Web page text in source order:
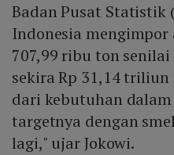
Badan Pusat Statistik
Indonesia
707,99 ribu ton
sekira Rp 31,14 triliun
dari kebutuhan
targetnya dengan
lagi," ujar Jokowi.